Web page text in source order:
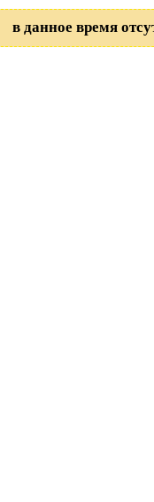
в данное время